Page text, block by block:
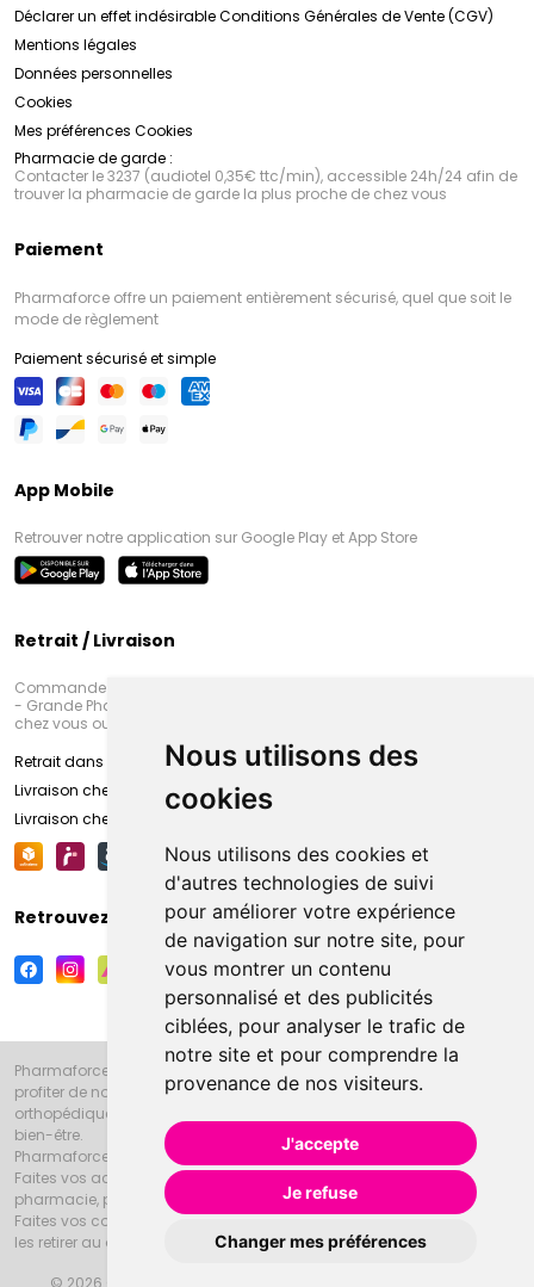
Nous utilisons des
cookies
Nous utilisons des cookies et
d'autres technologies de suivi
pour améliorer votre expérience
de navigation sur notre site, pour
vous montrer un contenu
personnalisé et des publicités
ciblées, pour analyser le trafic de
notre site et pour comprendre la
provenance de nos visiteurs.
J'accepte
Je refuse
Changer mes préférences
Déclarer un effet indésirableConditions Générales de Vente (CGV)
Mentions légales
Données personnelles
Cookies
Mes préférences Cookies
Pharmacie de garde :
Contacter le 3237 (audiotel 0,35€ ttc/min), accessible 24h/24 afin de
trouver la pharmacie de garde la plus proche de chez vous
Paiement
Pharmaforce offre un paiement entièrement sécurisé, quel que soit le
mode de règlement
Paiement sécurisé et simple
App Mobile
Retrouver notre application sur Google Play et App Store
Retrait / Livraison
Commandez en ligne et venez chercher votre commande à Amiens
- Grande Pharmacie d’Amiens (Fachon) ou recevez-là rapidement
chez vous ou en point retrait
Retrait dans la pharmacie d’Amiens
Livraison chez vous
Livraison chez votre commerçant
Retrouvez-nous sur vos réseaux sociaux
Pharmaforce.fr et la Grande Pharmacie d’Amiens vous souhaitent de
profiter de notre accueil, de nos conseils pharmaceutiques,
orthopédiques, homéopathiques, parapharmaceutiques, beauté et
bien-être.
Pharmaforce.fr est le site internet de la Grande Pharmacie d’Amiens.
Faites vos achats en ligne grâce à un choix de 20000 références en
pharmacie, parapharmacie, diététique et animaux (vétérinaire).
Faites vos courses de pharmacie et parapharmacie en ligne et venez
les retirer au drive ou vous les faire livrer à domicile.